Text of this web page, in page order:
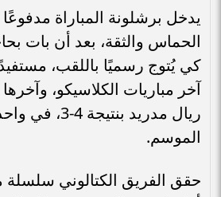
يدخل برشلونة المباراة
الحماس والثقة، بعد أن بات
كي يُتوج رسميًا باللقب،
آخر مباريات الكلاسيكو،
ريال مدريد
الموسم.
حقق الفريق الكتالوني سلسلة